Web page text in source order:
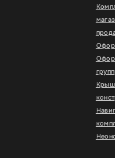
групп